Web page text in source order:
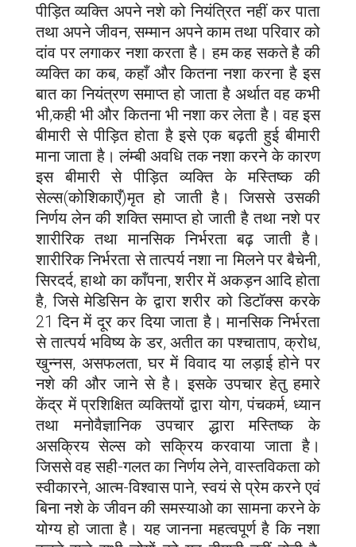
पीड़ित व्यक्ति अपने नशे को नियंत्रित नहीं कर पाता
तथा अपने जीवन, सम्मान अपने काम तथा परिवार को
दांव पर लगाकर नशा करता है। हम कह सकते है की
व्यक्ति का कब, कहाँ और कितना नशा करना है इस
बात का नियंत्रण समाप्त हो जाता है अर्थात वह कभी
भी,कही भी और कितना भी नशा कर लेता है। वह इस
बीमारी से पीड़ित होता है इसे एक बढ़ती हुई बीमारी
माना जाता है। लंम्बी अवधि तक नशा करने के कारण
इस बीमारी से पीड़ित व्यक्ति के मस्तिष्क की
सेल्स(कोशिकाएँ)मृत हो जाती है। जिससे उसकी
निर्णय लेन की शक्ति समाप्त हो जाती है तथा नशे पर
शारीरिक तथा मानसिक निर्भरता बढ़ जाती है।
शारीरिक निर्भरता से तात्पर्य नशा ना मिलने पर बैचेनी,
सिरदर्द, हाथो का काँपना, शरीर में अकड़न आदि होता
है, जिसे मेडिसिन के द्वारा शरीर को डिटॉक्स करके
21 दिन में दूर कर दिया जाता है। मानसिक निर्भरता
से तात्पर्य भविष्य के डर, अतीत का पश्चाताप, क्रोध,
खुन्नस, असफलता, घर में विवाद या लड़ाई होने पर
नशे की और जाने से है। इसके उपचार हेतु हमारे
केंद्र में प्रशिक्षित व्यक्तियों द्वारा योग, पंचकर्म, ध्यान
तथा मनोवैज्ञानिक उपचार द्धारा मस्तिष्क के
असक्रिय सेल्स को सक्रिय करवाया जाता है।
जिससे वह सही-गलत का निर्णय लेने, वास्तविकता को
स्वीकारने, आत्म-विश्वास पाने, स्वयं से प्रेम करने एवं
बिना नशे के जीवन की समस्याओ का सामना करने के
योग्य हो जाता है। यह जानना महत्वपूर्ण है कि नशा